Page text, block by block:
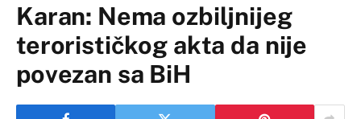
Karan: Nema ozbiljnijeg
terorističkog akta da nije
povezan sa BiH